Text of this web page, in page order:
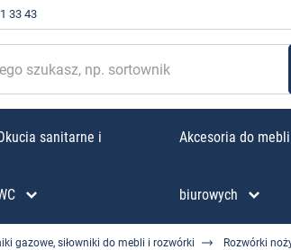
33 43
sanitarne i Akcesoria do mebli
biurowych
gazowe, siłowniki do mebli i rozwórki Rozwórki